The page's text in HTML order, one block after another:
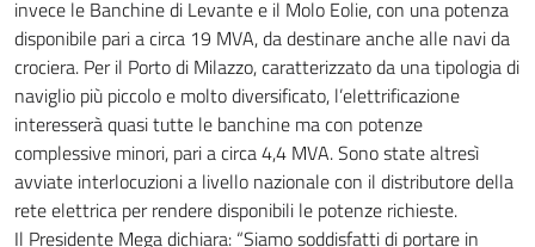
invece le Banchine di Levante e il Molo Eolie, con una potenza
disponibile pari a circa 19 MVA, da destinare anche alle navi da
crociera. Per il Porto di Milazzo, caratterizzato da una tipologia di
naviglio più piccolo e molto diversificato, l’elettrificazione
interesserà quasi tutte le banchine ma con potenze
complessive minori, pari a circa 4,4 MVA. Sono state altresì
avviate interlocuzioni a livello nazionale con il distributore della
rete elettrica per rendere disponibili le potenze richieste.
Il Presidente Mega dichiara: “Siamo soddisfatti di portare in